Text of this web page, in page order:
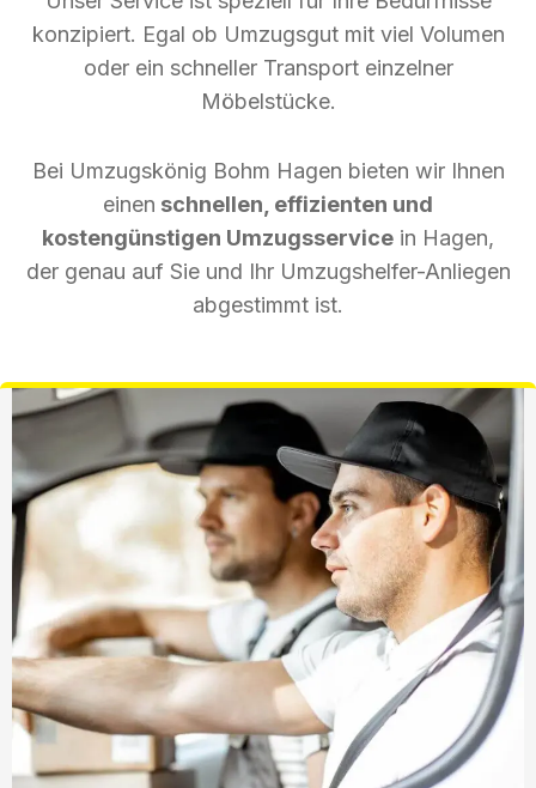
konzipiert. Egal ob Umzugsgut mit viel Volumen
oder ein schneller Transport einzelner
Möbelstücke.
Bei Umzugskönig Bohm Hagen bieten wir Ihnen
einen schnellen, effizienten und
kostengünstigen Umzugsservice in Hagen,
der genau auf Sie und Ihr Umzugshelfer-Anliegen
abgestimmt ist.